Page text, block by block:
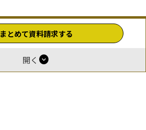
まとめて資料請求する
開く expand_circle_down
報酬付与について